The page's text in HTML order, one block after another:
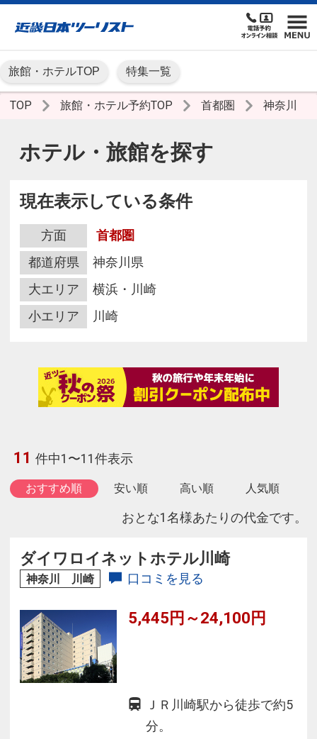
旅館・ホテルTOP 特集一覧
TOP 旅館・ホテル予約TOP 首都圏 神奈川
ホテル・旅館を探す
現在表示している条件
方面
首都圏
都道府県
神奈川県
大エリア
横浜・川崎
小エリア
川崎
11 件中1〜11件表示
おすすめ順 安い順 高い順 人気順
おとな1名様あたりの代金です。
ダイワロイネットホテル川崎
神奈川 川崎 口コミを見る
5,445円～24,100円
ＪＲ川崎駅から徒歩で約5
分。